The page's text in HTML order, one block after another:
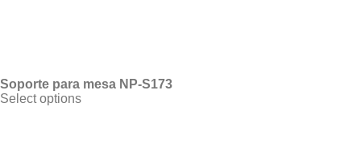
Soporte para mesa NP-S173
Select options